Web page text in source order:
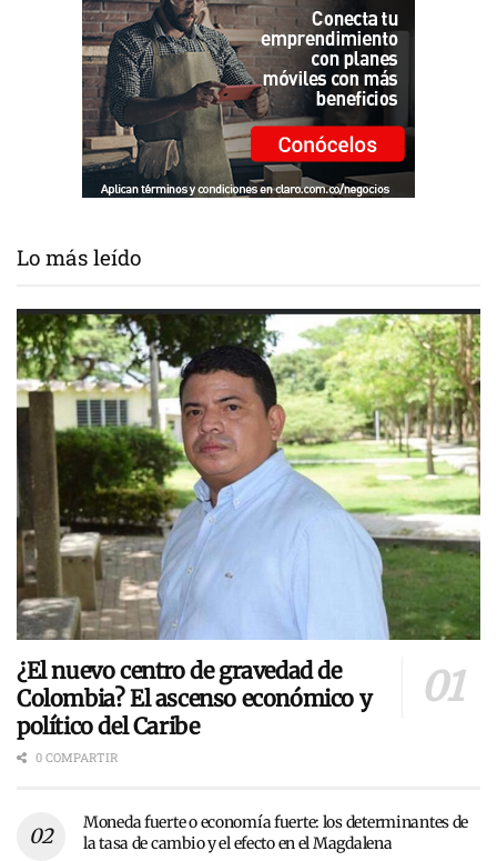
Lo más leído
¿El nuevo centro de gravedad de
Colombia? El ascenso económico y
político del Caribe
0 COMPARTIR
Moneda fuerte o economía fuerte: los determinantes de
la tasa de cambio y el efecto en el Magdalena